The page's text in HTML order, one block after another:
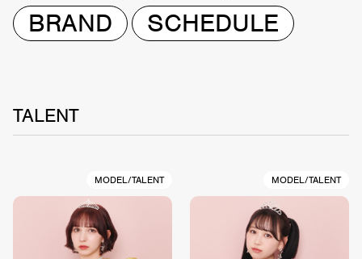
BRAND
SCHEDULE
TALENT
MODEL/TALENT MODEL/TALENT